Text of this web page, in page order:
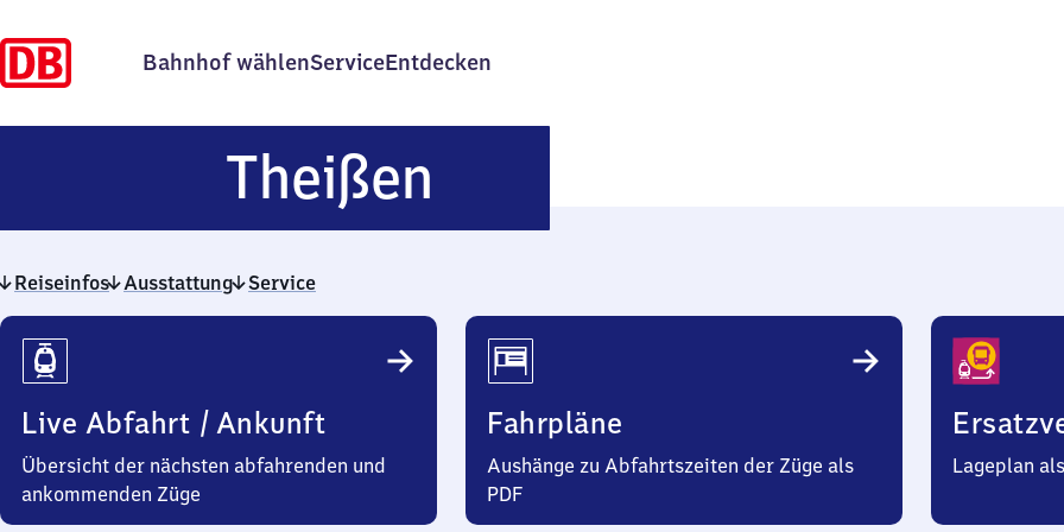
Bahnhof wählenServiceEntdecken
Theißen
Reiseinfos Ausstattung Service
Reiseinfos
Live Abfahrt / Ankunft
Übersicht der nächsten abfahrenden und
ankommenden Züge
Fahrpläne
Aushänge zu Abfahrtszeiten der Züge als
PDF
Lageplan